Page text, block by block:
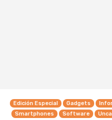
Edición Especial Gadgets
Smartphones
Software